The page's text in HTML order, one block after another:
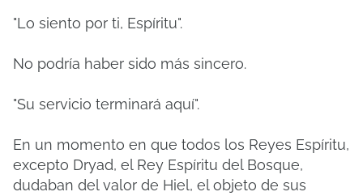
"Lo siento por ti, Espíritu".
No podría haber sido más sincero.
"Su servicio terminará aquí".
En un momento en que todos los Reyes Espíritu,
excepto Dryad, el Rey Espíritu del Bosque,
dudaban del valor de Hiel, el objeto de sus